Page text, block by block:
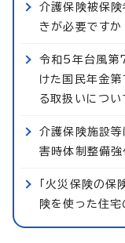
介護保険被保険
きが必要ですか
令和5年台風第
けた国民年金
る取扱いについ
介護保険施設
害時体制整備強
「火災保険の
険を使った住